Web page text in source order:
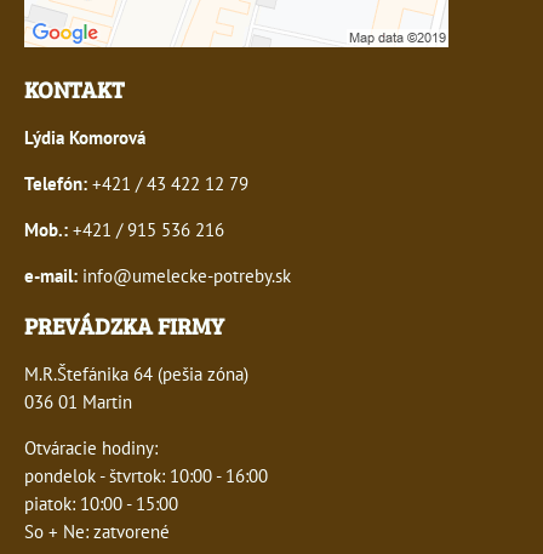
KONTAKT
Lýdia Komorová
Telefón: +421 / 43 422 12 79
Mob.: +421 / 915 536 216
e-mail: info@umelecke-potreby.sk
PREVÁDZKA FIRMY
M.R.Štefánika 64 (pešia zóna)
036 01 Martin
Otváracie hodiny:
pondelok - štvrtok: 10:00 - 16:00
piatok: 10:00 - 15:00
So + Ne: zatvorené